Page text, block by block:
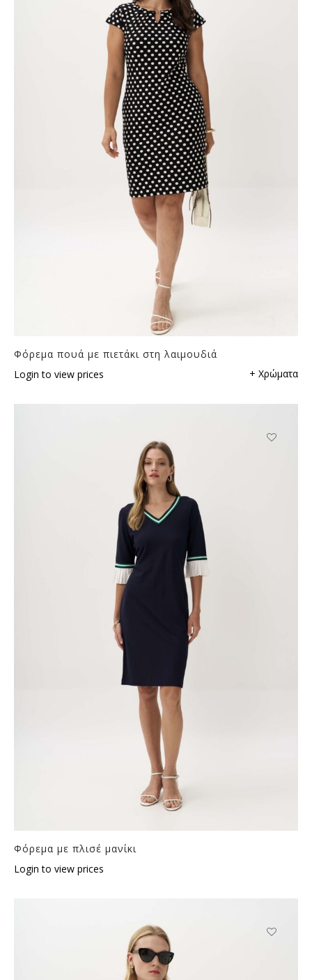
Φόρεμα πουά με πιετάκι στη λαιμουδιά
Login to view prices
+ Χρώματα
Φόρεμα με πλισέ μανίκι
Login to view prices